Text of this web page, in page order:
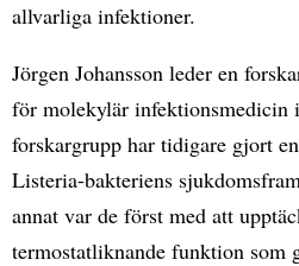
allvarliga infektioner.
Jörgen Johansson leder en
för molekylär infektionsmedicin
forskargrupp har tidigare gjort
Listeria-bakteriens
annat var de först med att
termostatliknande funktion som